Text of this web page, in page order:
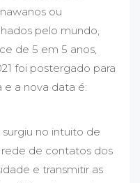
ou
pelo mundo,
de 5 em 5 anos,
foi postergado para
e a nova data é:
no intuito de
de contatos dos
e transmitir as